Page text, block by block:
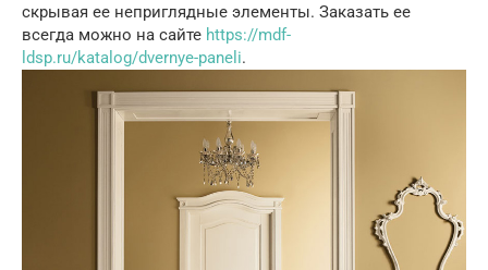
скрывая ее неприглядные элементы. Заказать ее
всегда можно на сайте https://mdf-
ldsp.ru/katalog/dvernye-paneli.